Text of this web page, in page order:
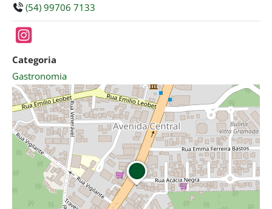
(54) 99706 7133
Categoria
Gastronomia